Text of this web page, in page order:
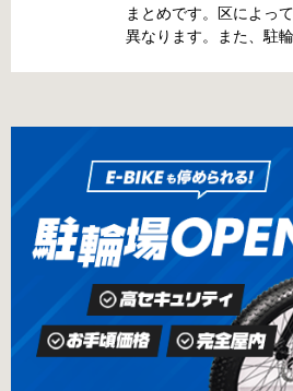
/ 北区 / 墨田区 / 渋谷区
された場合 猿楽町保管
の地図が置いてありま
線、都営新宿・三田線
手町高架下自転車保管
二丁目4番 電話 050-
車対策コールセンター
門線、丸の内線大手町
線大手町駅B3出口 返
料 2,000円 自転車の鍵
はこちら 新宿区で撤去
保管場所 住所 新宿区
宿高校東隣（内藤町11
3896 最寄駅 東京メト
まとめです。区によっ
異なります。また、駐
の自転車駐輪場 利用方
申請期間内に利用登録
1,396KB） と必要書類
あてに郵送（申請期間
内に環境まちづくり総
口）、各出張所の受付
さい（郵送先・各出張
ファクス・メールでは
金 登録手数料 区民
生活保護受給者免除（
ださい） ただし、自転
3,000円（区内、区外